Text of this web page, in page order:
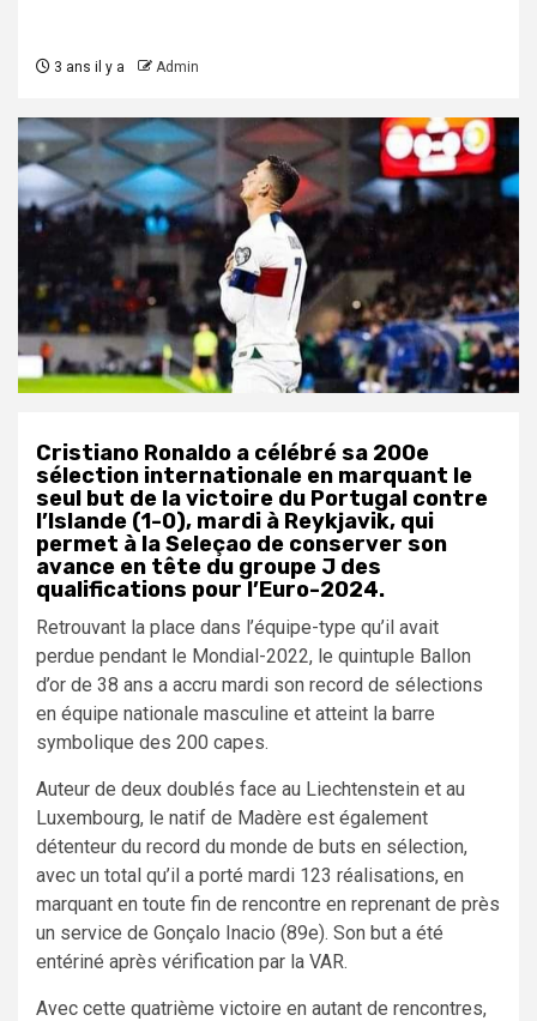
3 ans il y a Admin
Cristiano Ronaldo a célébré sa 200e
sélection internationale en marquant le
seul but de la victoire du Portugal contre
l’Islande (1-0), mardi à Reykjavik, qui
permet à la Seleçao de conserver son
avance en tête du groupe J des
qualifications pour l’Euro-2024.
Retrouvant la place dans l’équipe-type qu’il avait
perdue pendant le Mondial-2022, le quintuple Ballon
d’or de 38 ans a accru mardi son record de sélections
en équipe nationale masculine et atteint la barre
symbolique des 200 capes.
Auteur de deux doublés face au Liechtenstein et au
Luxembourg, le natif de Madère est également
détenteur du record du monde de buts en sélection,
avec un total qu’il a porté mardi 123 réalisations, en
marquant en toute fin de rencontre en reprenant de près
un service de Gonçalo Inacio (89e). Son but a été
entériné après vérification par la VAR.
Avec cette quatrième victoire en autant de rencontres,